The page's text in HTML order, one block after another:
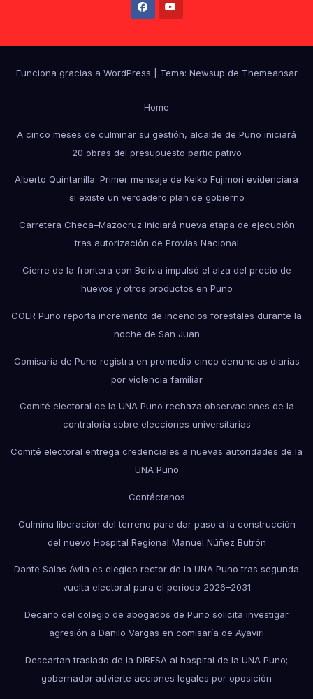
Funciona gracias a WordPress Tema: Newsup de Themeansar
Home
A cinco meses de culminar su gestión, alcalde de Puno iniciará
20 obras del presupuesto participativo
Alberto Quintanilla: Primer mensaje de Keiko Fujimori evidenciará
si existe un verdadero plan de gobierno
Carretera Checa–Mazocruz iniciará nueva etapa de ejecución
tras autorización de Provías Nacional
Cierre de la frontera con Bolivia impulsó el alza del precio de
huevos y otros productos en Puno
COER Puno reporta incremento de incendios forestales durante la
noche de San Juan
Comisaría de Puno registra en promedio cinco denuncias diarias
por violencia familiar
Comité electoral de la UNA Puno rechaza observaciones de la
contraloría sobre elecciones universitarias
Comité electoral entrega credenciales a nuevas autoridades de la
UNA Puno
Contáctanos
Culmina liberación del terreno para dar paso a la construcción
del nuevo Hospital Regional Manuel Núñez Butrón
Dante Salas Ávila es elegido rector de la UNA Puno tras segunda
vuelta electoral para el periodo 2026–2031
Decano del colegio de abogados de Puno solicita investigar
agresión a Danilo Vargas en comisaría de Ayaviri
Descartan traslado de la DIRESA al hospital de la UNA Puno;
gobernador advierte acciones legales por oposición